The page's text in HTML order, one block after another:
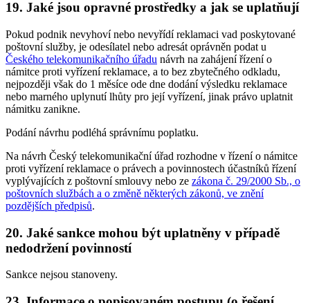
19. Jaké jsou opravné prostředky a jak se uplatňují
Pokud podnik nevyhoví nebo nevyřídí reklamaci vad poskytované
poštovní služby, je odesílatel nebo adresát oprávněn podat u
Českého telekomunikačního úřadu návrh na zahájení řízení o
námitce proti vyřízení reklamace, a to bez zbytečného odkladu,
nejpozději však do 1 měsíce ode dne dodání výsledku reklamace
nebo marného uplynutí lhůty pro její vyřízení, jinak právo uplatnit
námitku zanikne.
Podání návrhu podléhá správnímu poplatku.
Na návrh Český telekomunikační úřad rozhodne v řízení o námitce
proti vyřízení reklamace o právech a povinnostech účastníků řízení
vyplývajících z poštovní smlouvy nebo ze zákona č. 29/2000 Sb., o
poštovních službách a o změně některých zákonů, ve znění
pozdějších předpisů.
20. Jaké sankce mohou být uplatněny v případě
nedodržení povinností
Sankce nejsou stanoveny.